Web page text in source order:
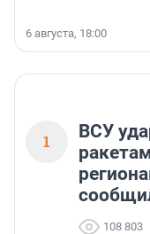
6 августа, 18:00
1
ВСУ
108 803